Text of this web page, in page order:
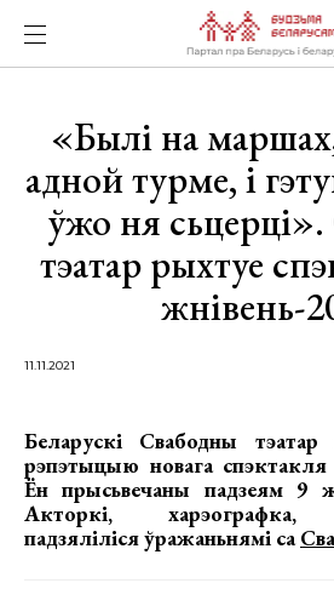
«Былі на
адной турме, і
ўжо ня
тэатар рыхтуе
жнівень-
11.11.2021
Беларускі Свабодны
рэпэтыцыю новага
Ён прысьвечаны падзеям 9
Акторкі, харэографка,
падзяліліся ўражаньнямі са